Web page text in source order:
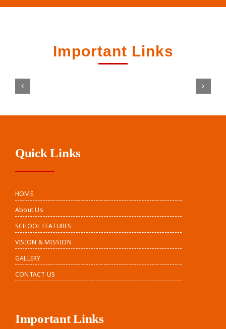
Important Links
Quick Links
HOME
About Us
SCHOOL FEATURES
VISION & MISSION
GALLERY
CONTACT US
Important Links